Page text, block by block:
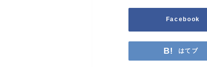
Facebook
はてブ